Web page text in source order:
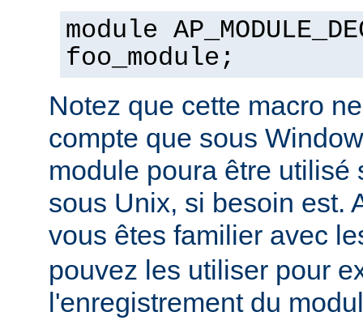
module
foo_module;
Notez que cette macro
compte que sous
module poura être utilisé
sous Unix, si besoin est.
vous êtes familier avec
pouvez les utiliser pour
l'enregistrement du